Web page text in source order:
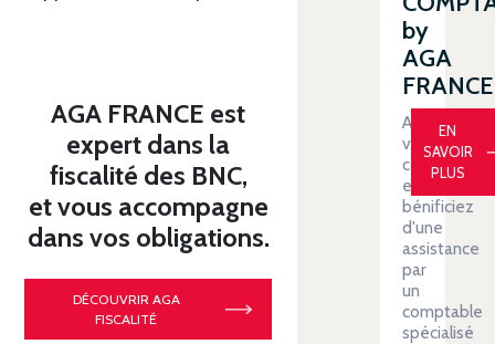
AGA FRANCE est
expert dans la
fiscalité des BNC,
et vous accompagne
dans vos obligations.
DÉCOUVRIR AGA
FISCALITÉ
by
AGA
FRANCE
Automatiser
votre
comptabilité
et
bénificiez
d'une
assistance
par
un
comptable
spécialisé
EN
SAVOIR
PLUS